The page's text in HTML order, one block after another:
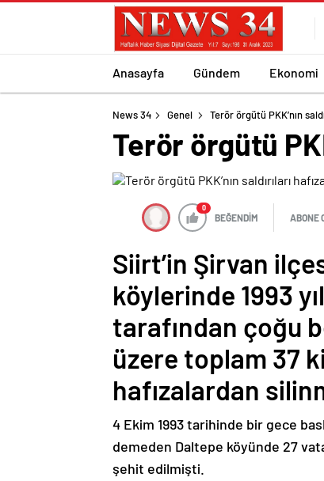
Anasayfa Gündem Ekonomi
News 34 Genel Terör örgütü PKK’nın
Terör örgütü
0
BEĞENDİM ABONE
Siirt’in Şirvan
köylerinde 1993
tarafından çoğu
üzere toplam 37
hafızalardan
4 Ekim 1993 tarihinde bir gece
demeden Daltepe köyünde 27
şehit edilmişti.